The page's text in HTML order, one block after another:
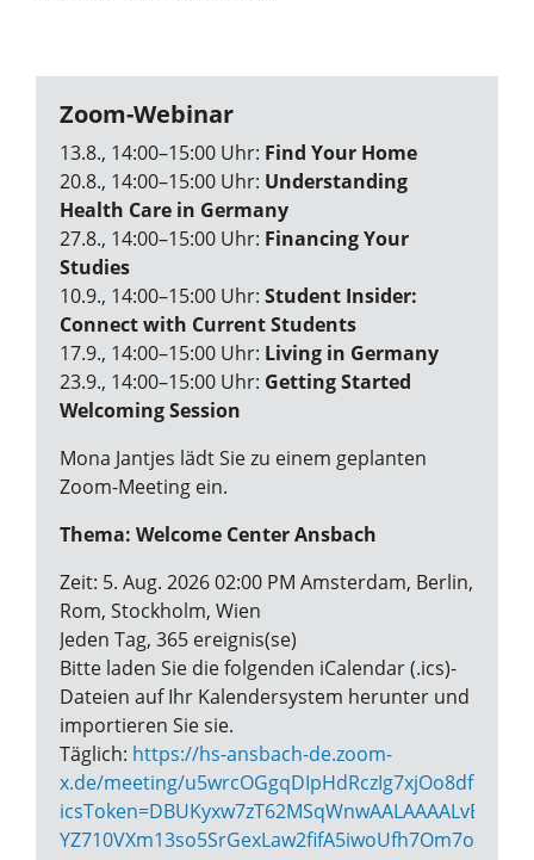
Zoom-Webinar
13.8., 14:00–15:00 Uhr: Find Your Home
20.8., 14:00–15:00 Uhr: Understanding
Health Care in Germany
27.8., 14:00–15:00 Uhr: Financing Your
Studies
10.9., 14:00–15:00 Uhr: Student Insider:
Connect with Current Students
17.9., 14:00–15:00 Uhr: Living in Germany
23.9., 14:00–15:00 Uhr: Getting Started
Welcoming Session
Mona Jantjes lädt Sie zu einem geplanten
Zoom-Meeting ein.
Thema: Welcome Center Ansbach
Zeit: 5. Aug. 2026 02:00 PM Amsterdam, Berlin,
Rom, Stockholm, Wien
Jeden Tag, 365 ereignis(se)
Bitte laden Sie die folgenden iCalendar (.ics)-
Dateien auf Ihr Kalendersystem herunter und
importieren Sie sie.
Täglich: https://hs-ansbach-de.zoom-
x.de/meeting/